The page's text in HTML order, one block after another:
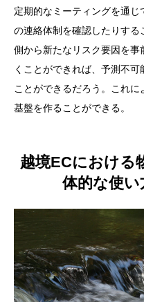
定期的なミーティングを通
の連絡体制を確認したりす
側から新たなリスク要因を
くことができれば、予測不
ことができるだろう。これ
基盤を作ることができる。
越境ECにおける
体的な使